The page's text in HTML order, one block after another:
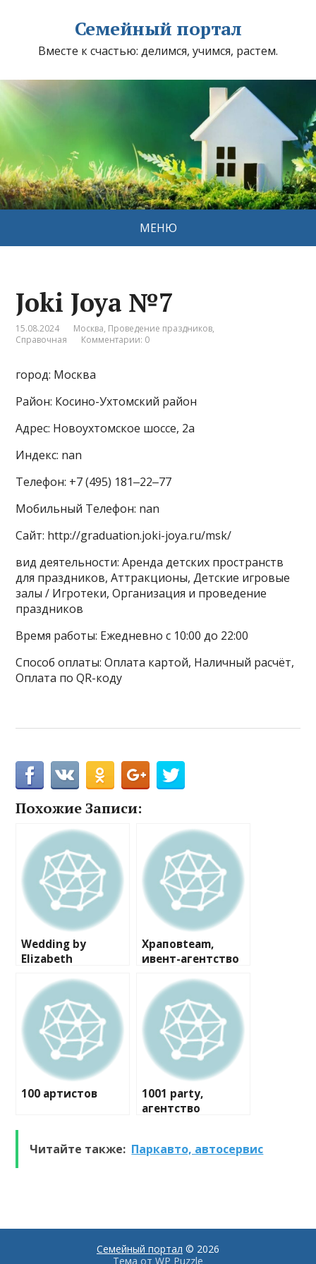
Семейный портал
Вместе к счастью: делимся, учимся, растем.
МЕНЮ
Joki Joya №7
15.08.2024 Москва, Проведение праздников,
Справочная
Комментарии: 0
город: Москва
Район: Косино-Ухтомский район
Адрес: Новоухтомское шоссе, 2а
Индекс: nan
Телефон: +7 (495) 181‒22‒77
Мобильный Телефон: nan
Сайт: http://graduation.joki-joya.ru/msk/
вид деятельности: Аренда детских пространств
для праздников, Аттракционы, Детские игровые
залы / Игротеки, Организация и проведение
праздников
Время работы: Ежедневно с 10:00 до 22:00
Способ оплаты: Оплата картой, Наличный расчёт,
Оплата по QR-коду
Похожие Записи:
Wedding by
Elizabeth
Храповteam,
ивент-агентство
100 артистов
1001 party,
агентство
Читайте также: Паркавто, автосервис
Семейный портал © 2026
Тема от WP Puzzle